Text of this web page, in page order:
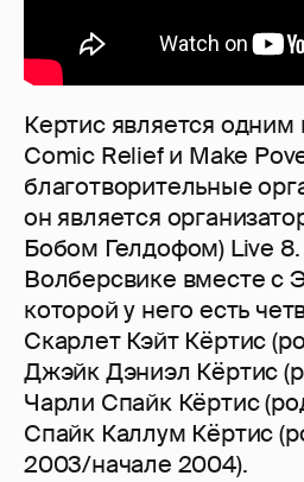
Кертис является одним
Comic Relief и Make
благотворительные
он является
Бобом Гелдофом) Live
Волберсвике вместе с
которой у него есть
Скарлет Кэйт Кёртис
Джэйк Дэниэл Кёртис
Чарли Спайк Кёртис
Спайк Каллум Кёртис
2003/начале 2004).